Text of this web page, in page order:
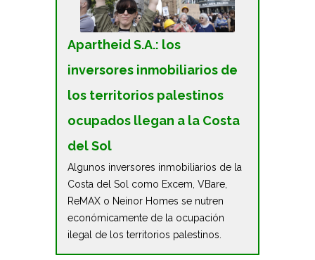
Apartheid S.A.: los
inversores inmobiliarios de
los territorios palestinos
ocupados llegan a la Costa
del Sol
Algunos inversores inmobiliarios de la
Costa del Sol como Excem, VBare,
ReMAX o Neinor Homes se nutren
económicamente de la ocupación
ilegal de los territorios palestinos.